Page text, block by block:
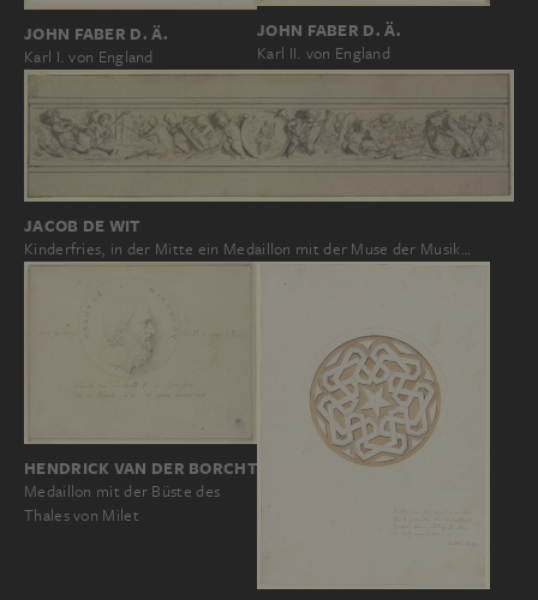
JOHN FABER D. Ä.
Karl I. von England
JOHN FABER D. Ä.
Karl II. von England
JACOB DE WIT
Kinderfries, in der Mitte ein Medaillon mit der Muse der Musik…
HENDRICK VAN DER BORCHT
Medaillon mit der Büste des
Thales von Milet